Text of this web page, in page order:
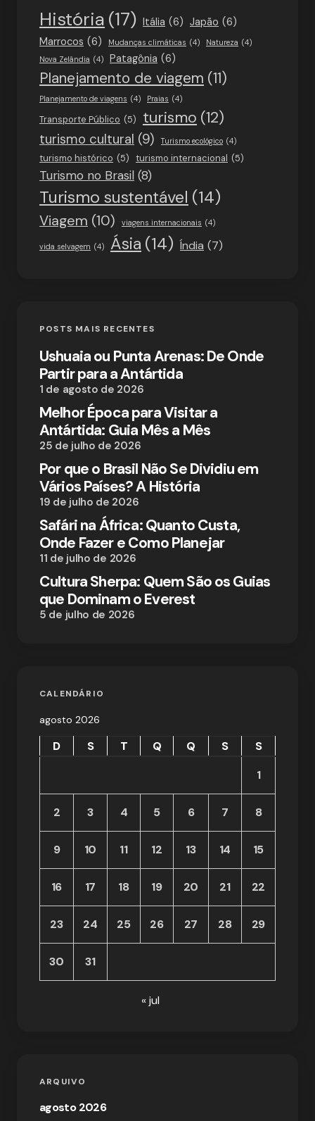
História (17) Itália (6) Japão (6)
Marrocos (6) Mudanças climáticas (4) Natureza (4)
Nova Zelândia (4) Patagônia (6)
Planejamento de viagem (11)
Planejamento de viagens (4) Praias (4)
Transporte Público (5) turismo (12)
turismo cultural (9) Turismo ecológico (4)
turismo histórico (5) turismo internacional (5)
Turismo no Brasil (8)
Turismo sustentável (14)
Viagem (10) viagens internacionais (4)
vida selvagem (4) Ásia (14) Índia (7)
POSTS MAIS RECENTES
Ushuaia ou Punta Arenas: De Onde
Partir para a Antártida
1 de agosto de 2026
Melhor Época para Visitar a
Antártida: Guia Mês a Mês
25 de julho de 2026
Por que o Brasil Não Se Dividiu em
Vários Países? A História
19 de julho de 2026
Safári na África: Quanto Custa,
Onde Fazer e Como Planejar
11 de julho de 2026
Cultura Sherpa: Quem São os Guias
que Dominam o Everest
5 de julho de 2026
CALENDÁRIO
agosto 2026
D S T Q Q S
S
1
2 3 4 5 6 7 8
9 10 11 12 13 14 15
16 17 18 19 20 21 22
23 24 25 26 27 28 29
30 31
« jul
ARQUIVO
agosto 2026